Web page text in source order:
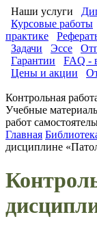
Наши услуги
Курсовые работы
практике
Задачи
Эссе
Гарантии
FAQ -
Цены и акции
Контрольная
Учебные
работ
Главная
дисциплине